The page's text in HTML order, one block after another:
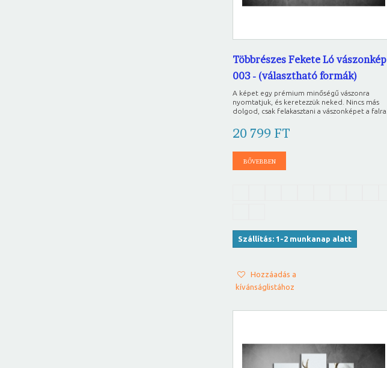
Többrészes Fekete Ló vászonkép
003 - (választható formák)
A képet egy prémium minőségű vászonra
nyomtatjuk, és keretezzük neked. Nincs más
dolgod, csak felakasztani a vászonképet a falra.
20 799 FT
BŐVEBBEN
Szállítás: 1-2 munkanap alatt
Hozzáadás a
kívánságlistához